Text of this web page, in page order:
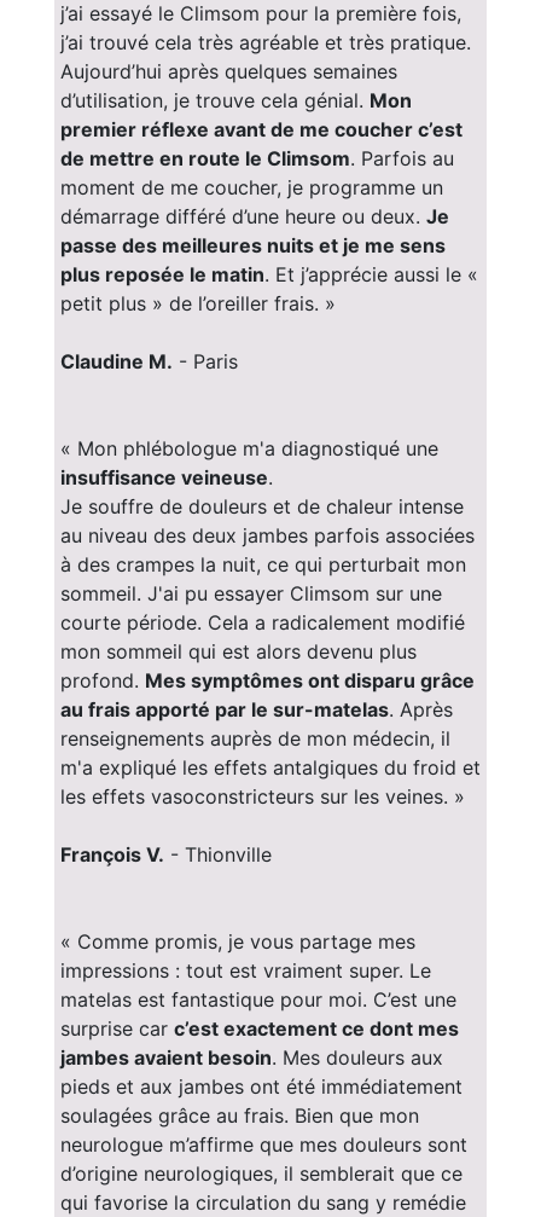
j’ai essayé le Climsom pour la première fois,
j’ai trouvé cela très agréable et très pratique.
Aujourd’hui après quelques semaines
d’utilisation, je trouve cela génial. Mon
premier réflexe avant de me coucher c’est
de mettre en route le Climsom. Parfois au
moment de me coucher, je programme un
démarrage différé d’une heure ou deux. Je
passe des meilleures nuits et je me sens
plus reposée le matin. Et j’apprécie aussi le «
petit plus » de l’oreiller frais. »
Claudine M. - Paris
« Mon phlébologue m'a diagnostiqué une
insuffisance veineuse.
Je souffre de douleurs et de chaleur intense
au niveau des deux jambes parfois associées
à des crampes la nuit, ce qui perturbait mon
sommeil. J'ai pu essayer Climsom sur une
courte période. Cela a radicalement modifié
mon sommeil qui est alors devenu plus
profond. Mes symptômes ont disparu grâce
au frais apporté par le sur-matelas. Après
renseignements auprès de mon médecin, il
m'a expliqué les effets antalgiques du froid et
les effets vasoconstricteurs sur les veines. »
François V. - Thionville
« Comme promis, je vous partage mes
impressions : tout est vraiment super. Le
matelas est fantastique pour moi. C’est une
surprise car c’est exactement ce dont mes
jambes avaient besoin. Mes douleurs aux
pieds et aux jambes ont été immédiatement
soulagées grâce au frais. Bien que mon
neurologue m’affirme que mes douleurs sont
d’origine neurologiques, il semblerait que ce
qui favorise la circulation du sang y remédie